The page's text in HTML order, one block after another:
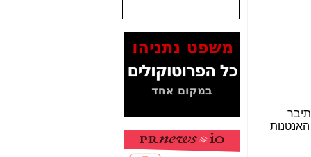
המסמכים בנושא בזק-
Yes (תיק 4000)
מוכיחים "תפירת תיק"
לאיש הלא נכון! -כאן
עובדות ומסמכים
האם ביבי כשר
תקשורת עזר לקב'
בזק? -כאן